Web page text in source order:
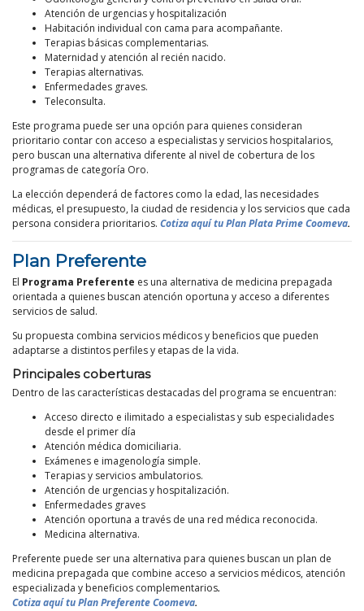
Atención de urgencias y hospitalización
Habitación individual con cama para acompañante.
Terapias básicas complementarias.
Maternidad y atención al recién nacido.
Terapias alternativas.
Enfermedades graves.
Teleconsulta.
Este programa puede ser una opción para quienes consideran
prioritario contar con acceso a especialistas y servicios hospitalarios,
pero buscan una alternativa diferente al nivel de cobertura de los
programas de categoría Oro.
La elección dependerá de factores como la edad, las necesidades
médicas, el presupuesto, la ciudad de residencia y los servicios que cada
persona considera prioritarios. Cotiza aquí tu Plan Plata Prime Coomeva.
Plan Preferente
El Programa Preferente es una alternativa de medicina prepagada
orientada a quienes buscan atención oportuna y acceso a diferentes
servicios de salud.
Su propuesta combina servicios médicos y beneficios que pueden
adaptarse a distintos perfiles y etapas de la vida.
Principales coberturas
Dentro de las características destacadas del programa se encuentran:
Acceso directo e ilimitado a especialistas y sub especialidades
desde el primer día
Atención médica domiciliaria.
Exámenes e imagenología simple.
Terapias y servicios ambulatorios.
Atención de urgencias y hospitalización.
Enfermedades graves
Atención oportuna a través de una red médica reconocida.
Medicina alternativa.
Preferente puede ser una alternativa para quienes buscan un plan de
medicina prepagada que combine acceso a servicios médicos, atención
especializada y beneficios complementarios.
Cotiza aquí tu Plan Preferente Coomeva.